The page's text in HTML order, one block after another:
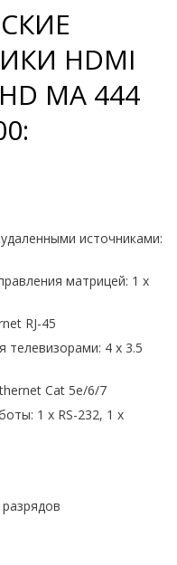
HDMI
MA 444
источниками:
матрицей: 1 x
RJ-45
4 x 3.5
Cat 5e/6/7
1 x RS-232, 1 x